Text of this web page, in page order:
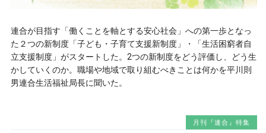
連合が目指す「働くことを軸とする安心社会」への第一歩となっ
た２つの新制度「子ども・子育て支援新制度」・「生活困窮者自
立支援制度」がスタートした。2つの新制度をどう評価し、どう生
かしていくのか。職場や地域で取り組むべきことは何かを平川則
男連合生活福祉局長に聞いた。
月刊『連合』特集